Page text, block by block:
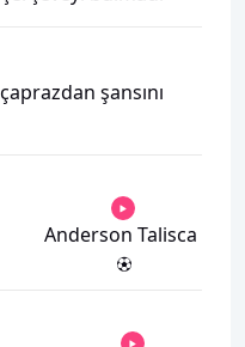
şansını
Anderson Talisca